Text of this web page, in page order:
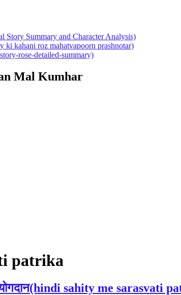
Story Summary and Character Analysis)
ki kahani roz mahatvapoorn prashnotar)
rose-detailed-summary)
Mal Kumhar
patrika
योगदान(hindi sahity me sarasvati